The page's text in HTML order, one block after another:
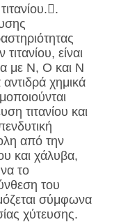
είναι
με Ν, Ο και Ν
χημικά
τιτανίου και
από την
και χάλυβα,
να το
του
σύμφωνα
χύτευσης.